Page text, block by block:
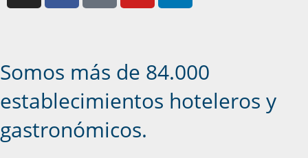
Somos más de 84.000
establecimientos hoteleros y
gastronómicos.